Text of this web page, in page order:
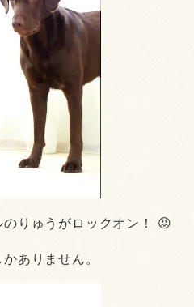
りゅうがロックオン！ 😡
ありません。